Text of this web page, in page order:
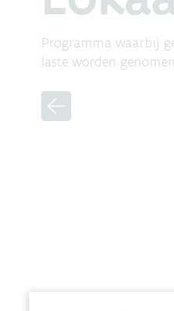
Programma waarbij
laste worden